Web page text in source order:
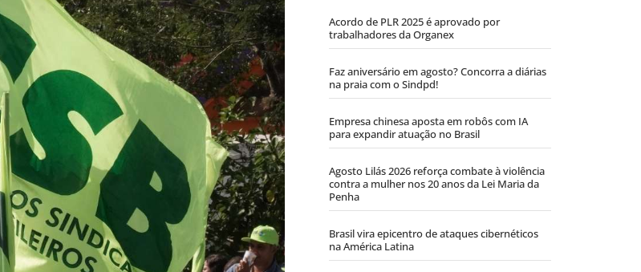
Acordo de PLR 2025 é aprovado por
trabalhadores da Organex
Faz aniversário em agosto? Concorra a diárias
na praia com o Sindpd!
Empresa chinesa aposta em robôs com IA
para expandir atuação no Brasil
Agosto Lilás 2026 reforça combate à violência
contra a mulher nos 20 anos da Lei Maria da
Penha
Brasil vira epicentro de ataques cibernéticos
na América Latina